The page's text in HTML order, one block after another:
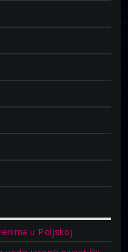
u Poljskoj